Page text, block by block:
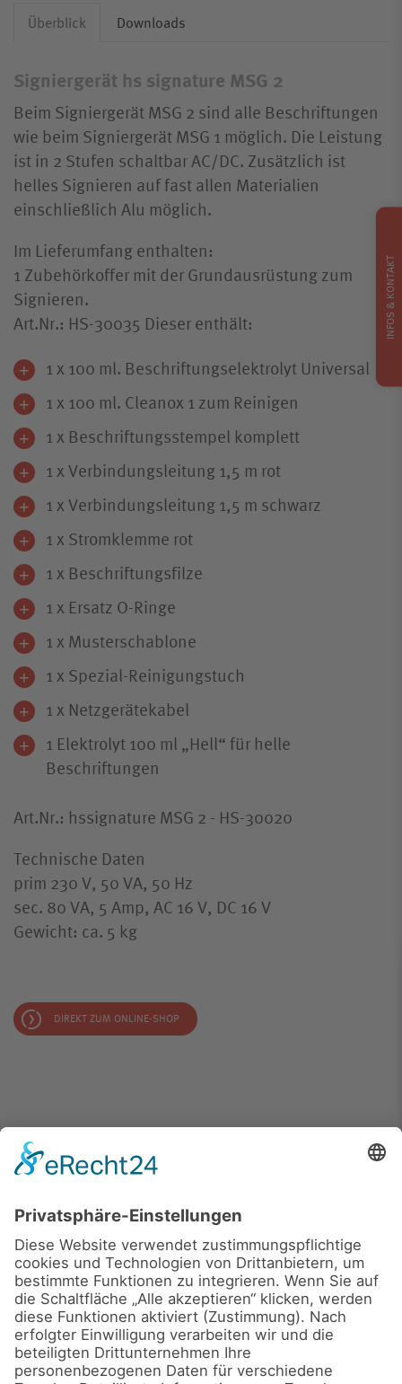
Überblick Downloads
Signiergerät hs signature MSG 2
Beim Signiergerät MSG 2 sind alle Beschriftungen
wie beim Signiergerät MSG 1 möglich. Die Leistung
ist in 2 Stufen schaltbar AC/DC. Zusätzlich ist
helles Signieren auf fast allen Materialien
einschließlich Alu möglich.
Im Lieferumfang enthalten:
1 Zubehörkoffer mit der Grundausrüstung zum
Signieren.
Art.Nr.: HS-30035 Dieser enthält:
1 x 100 ml. Beschriftungselektrolyt Universal
1 x 100 ml. Cleanox 1 zum Reinigen
1 x Beschriftungsstempel komplett
1 x Verbindungsleitung 1,5 m rot
1 x Verbindungsleitung 1,5 m schwarz
1 x Stromklemme rot
1 x Beschriftungsfilze
1 x Ersatz O-Ringe
1 x Musterschablone
1 x Spezial-Reinigungstuch
1 x Netzgerätekabel
1 Elektrolyt 100 ml „Hell“ für helle
Beschriftungen
Art.Nr.: hssignature MSG 2 - HS-30020
Technische Daten
prim 230 V, 50 VA, 50 Hz
sec. 80 VA, 5 Amp, AC 16 V, DC 16 V
Gewicht: ca. 5 kg
DIREKT ZUM ONLINE-SHOP
INFOS & KONTAKT
PRODUKTE
UNTERNEHMEN
SHOP
DOWNLOADS
NEWS
KONTAKT